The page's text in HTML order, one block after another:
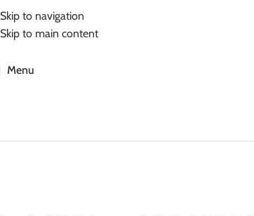
Skip to navigation
Skip to main content
Menu
5% Επιπλέον έκπτωση για πληρωμές με κάρτα!